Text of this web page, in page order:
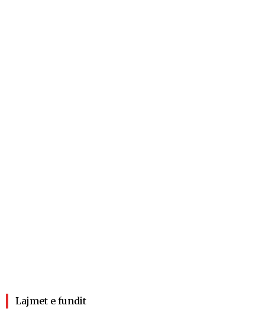
Lajmet e fundit